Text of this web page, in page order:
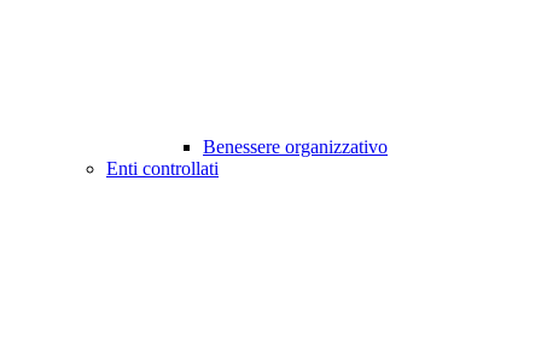
Benessere organizzativo
Enti controllati